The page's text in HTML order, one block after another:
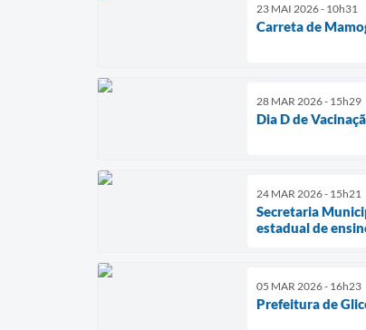
23 MAI 2026 - 10h31
Carreta de
28 MAR 2026 - 15h29
Dia D de
24 MAR 2026 - 15h21
Secretaria
estadual de
05 MAR 2026 - 16h23
Prefeitura de